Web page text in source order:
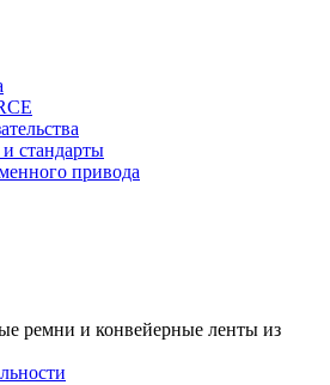
стандарты
привода
ремни и конвейерные ленты из